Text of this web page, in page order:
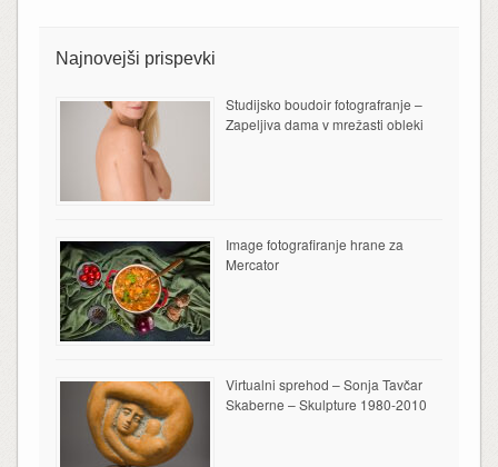
Najnovejši prispevki
Studijsko boudoir fotografranje –
Zapeljiva dama v mrežasti obleki
Image fotografiranje hrane za
Mercator
Virtualni sprehod – Sonja Tavčar
Skaberne – Skulpture 1980-2010